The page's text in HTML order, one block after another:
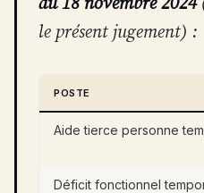
le présent jugement) :
POSTE
Aide tierce personne
Déficit fonctionnel